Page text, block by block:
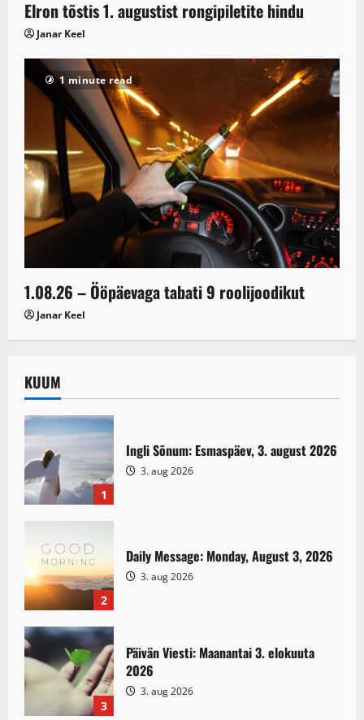
Elron tõstis 1. augustist rongipiletite hindu
Janar Keel
1 minute read
1.08.26 – Ööpäevaga tabati 9 roolijoodikut
Janar Keel
KUUM
1
Ingli Sõnum: Esmaspäev, 3. august 2026
3. aug 2026
2
Daily Message: Monday, August 3, 2026
3. aug 2026
3
Päivän Viesti: Maanantai 3. elokuuta
2026
3. aug 2026